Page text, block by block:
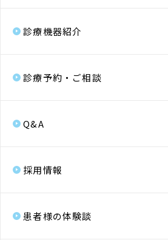
診療機器紹介
診療予約・ご相談
Q&A
採用情報
患者様の体験談